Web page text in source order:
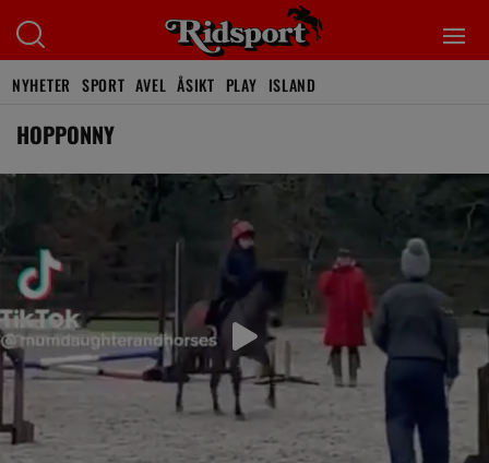
NYHETER SPORT AVEL ÅSIKT PLAY ISLAND
HOPPONNY